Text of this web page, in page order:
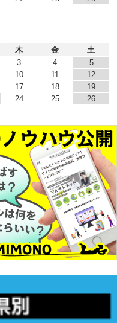
木 金
土
3 4
5
10 11
12
17 18
19
24 25
26